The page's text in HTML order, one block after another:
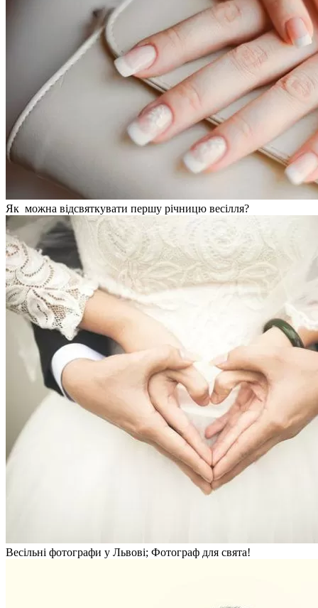
Як можна відсвяткувати першу річницю весілля?
Весільні фотографи у Львові; Фотограф для свята!